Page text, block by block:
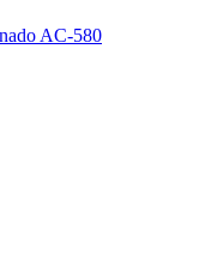
AC-580